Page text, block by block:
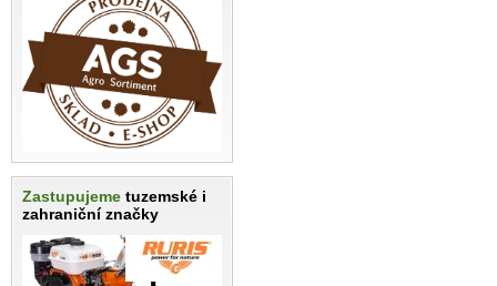
Zastupujeme tuzemské i
zahraniční značky